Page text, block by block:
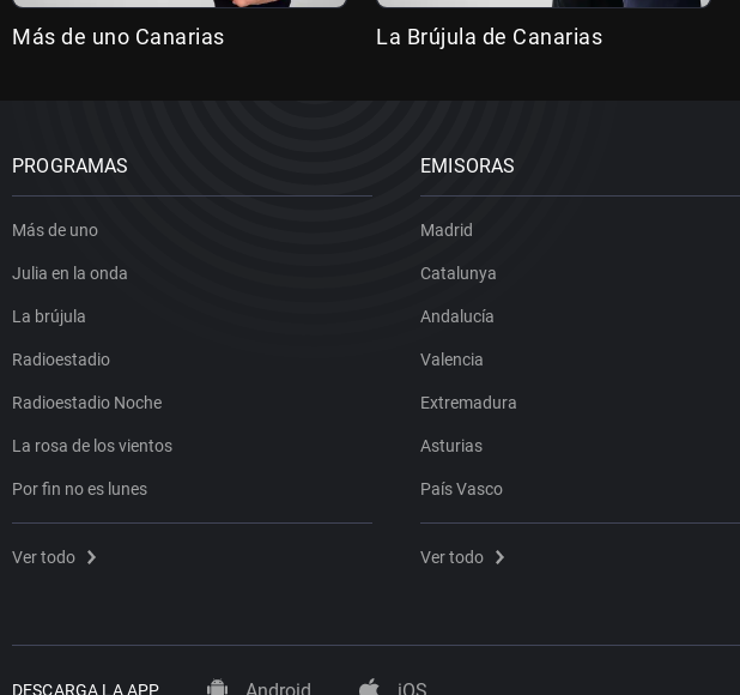
Más de uno Canarias La Brújula de Canarias
PROGRAMAS
Más de uno
Julia en la onda
La brújula
Radioestadio
Radioestadio Noche
La rosa de los vientos
Por fin no es lunes
Ver todo
EMISORAS
Madrid
Catalunya
Andalucía
Valencia
Extremadura
Asturias
País Vasco
Ver todo
DESCARGA LA APP